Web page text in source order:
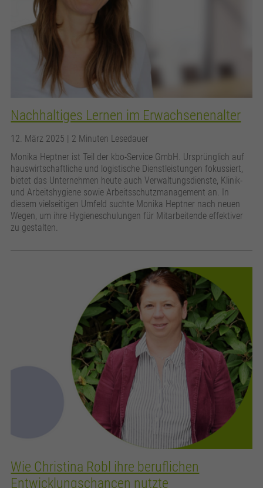
Nachhaltiges Lernen im Erwachsenenalter
12. März 2025
| 2 Minuten Lesedauer
Monika Heptner ist Teil der kbo-Service GmbH. Ursprünglich auf
hauswirtschaftliche und logistische Dienstleistungen fokussiert,
bietet das Unternehmen heute auch Verwaltungsdienste, Klinik-
und Arbeitshygiene sowie Arbeitsschutzmanagement an. In
diesem vielseitigen Umfeld suchte Monika Heptner nach neuen
Wegen, um ihre Hygieneschulungen für Mitarbeitende effektiver
zu gestalten.
Wie Christina Robl ihre beruflichen
Entwicklungschancen nutzte